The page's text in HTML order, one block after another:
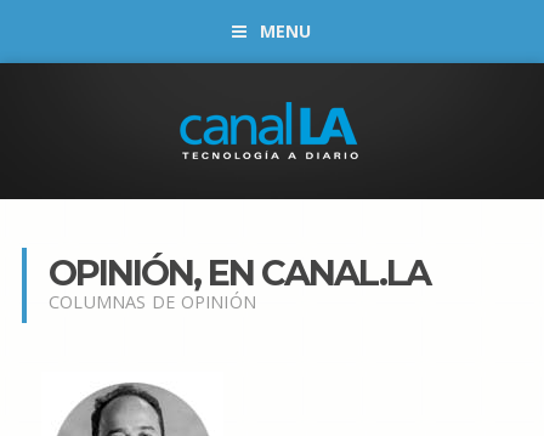
MENU
OPINIÓN, EN CANAL.LA
COLUMNAS DE OPINIÓN